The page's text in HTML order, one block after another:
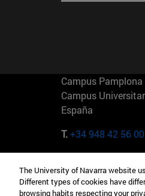
Campus Pamplona
Campus
España
T.+34 948 42 56 00
Camino del Cerro
Madrid España
The University of Navarra website
Different types of cookies have
browsing habits respecting your